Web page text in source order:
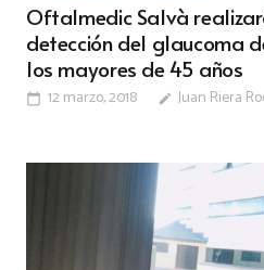
Oftalmedic Salvà
detección del glaucoma
los mayores de 45 años
calendar_today 12 marzo, 2018 edit Juan Riera